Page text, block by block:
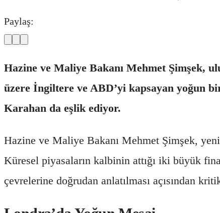
Paylaş:
Hazine ve Maliye Bakanı Mehmet Şimşek,
üzere İngiltere ve ABD’yi kapsayan yoğun
Karahan da eşlik ediyor.
Hazine ve Maliye Bakanı Mehmet Şimşek, yeni
Küresel piyasaların kalbinin attığı iki büyük
çevrelerine doğrudan anlatılması açısından